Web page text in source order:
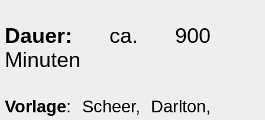
Dauer: ca. 900
Minuten
Vorlage: Scheer, Darlton,